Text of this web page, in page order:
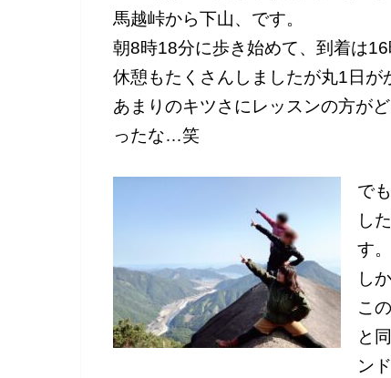
馬越峠から下山、です。
朝8時18分に歩き始めて、到着は16
休憩もたくさんしましたが丸1日が
あまりのキツさにレッスンの方が
ったな…笑
で
し
す。
し
こ
と
ン